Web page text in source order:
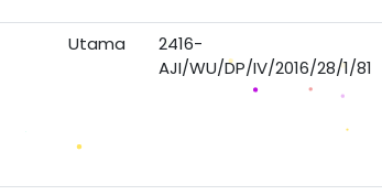
Utama
2416-
AJI/WU/DP/IV/2016/28/1/81